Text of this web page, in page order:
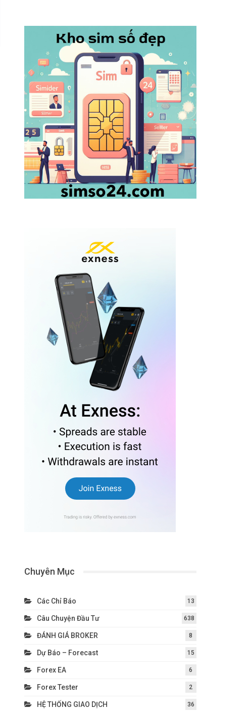
Chuyên Mục
Các Chỉ Báo 13
Câu Chuyện Đầu Tư 638
ĐÁNH GIÁ BROKER 8
Dự Báo – Forecast 15
Forex EA 6
Forex Tester 2
HỆ THỐNG GIAO DỊCH 36